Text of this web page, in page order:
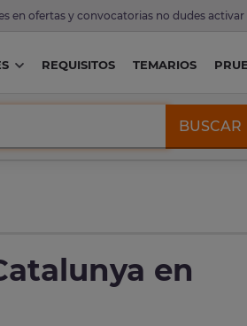
en ofertas y convocatorias no dudes activar
REQUISITOS TEMARIOS
BUSCAR
en